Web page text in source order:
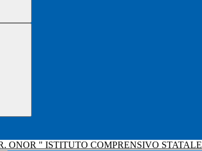
ISTITUTO COMPRENSIVO STATALE